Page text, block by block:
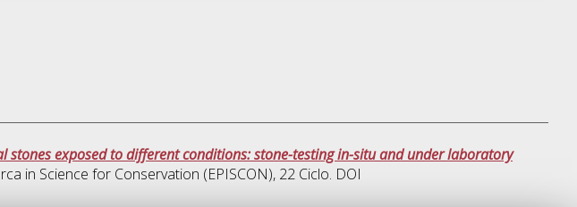
exposed to different conditions: stone-testing in-situ and under laboratory
in Science for Conservation (EPISCON), 22 Ciclo. DOI